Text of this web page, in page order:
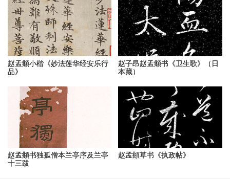
赵孟頫小楷《妙法莲华经安乐行
品》
赵子昂赵孟頫书《卫生歌》（日
本藏）
赵孟頫书独孤僧本兰亭序及兰亭
十三跋
赵孟頫草书《执政帖》